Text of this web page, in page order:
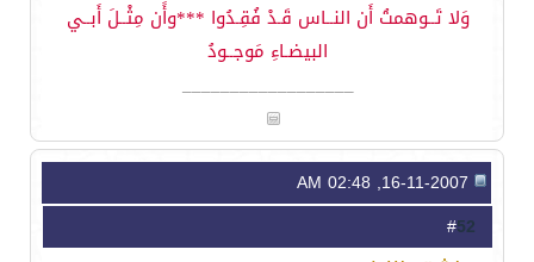
وَلا تَــوهمتُ أَن النــاس قَـدْ فُقِـدُوا ***وأًن مِثْــلَ أَبــي
البيضـاءِ مَوجــودُ
__________________
52